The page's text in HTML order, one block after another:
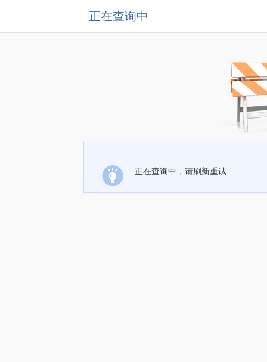
正在查询中
正在查询中，请刷新重试